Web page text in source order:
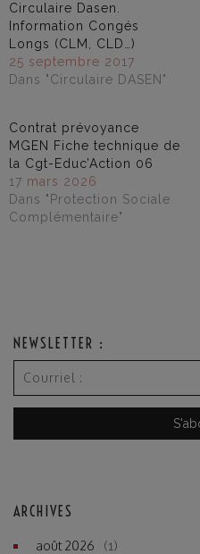
Circulaire Dasen.
Information Congés
Longs (CLM, CLD…)
25 septembre 2017
Dans "Circulaire DASEN"
Contrat prévoyance
MGEN Fiche technique de
la Cgt-Educ’Action 06
17 mars 2026
Dans "Protection Sociale
Complémentaire"
NEWSLETTER :
ARCHIVES
août 2026 (1)